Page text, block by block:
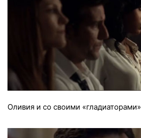
Оливия и со своими «гладиаторами»